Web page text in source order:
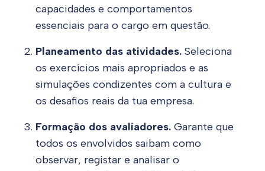
capacidades e comportamentos
essenciais para o cargo em questão.
Planeamento das atividades. Seleciona
os exercícios mais apropriados e as
simulações condizentes com a cultura e
os desafios reais da tua empresa.
Formação dos avaliadores. Garante que
todos os envolvidos saibam como
observar, registar e analisar o